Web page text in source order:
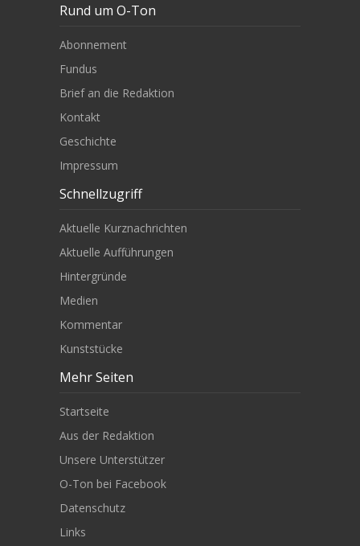
Rund um O-Ton
Abonnement
Fundus
Brief an die Redaktion
Kontakt
Geschichte
Impressum
Schnellzugriff
Aktuelle Kurznachrichten
Aktuelle Aufführungen
Hintergründe
Medien
Kommentar
Kunststücke
Mehr Seiten
Startseite
Aus der Redaktion
Unsere Unterstützer
O-Ton bei Facebook
Datenschutz
Links